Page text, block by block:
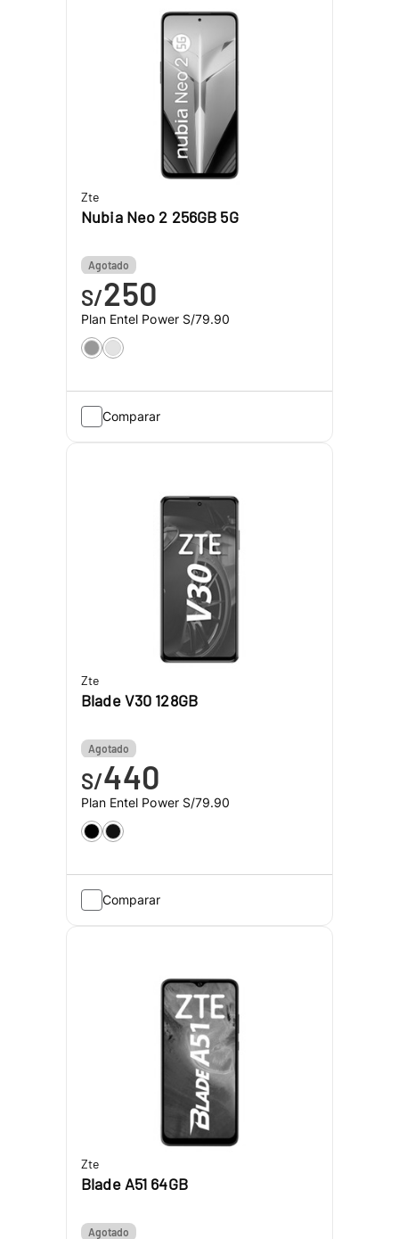
Zte
Nubia Neo 2 256GB 5G
Agotado
S/250
Plan Entel Power S/79.90
Comparar
Zte
Blade V30 128GB
Agotado
S/440
Plan Entel Power S/79.90
Comparar
Zte
Blade A51 64GB
Agotado